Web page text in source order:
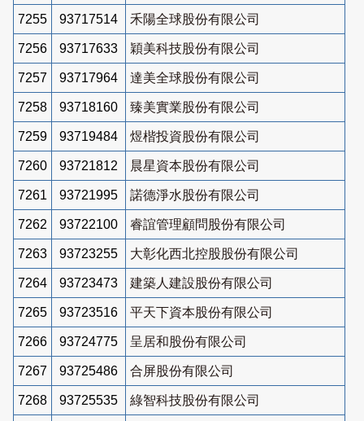
7255 93717514 禾陽全球股份有限公司
7256 93717633 穎美科技股份有限公司
7257 93717964 達美全球股份有限公司
7258 93718160 臻美實業股份有限公司
7259 93719484 煜楷投資股份有限公司
7260 93721812 晨星資本股份有限公司
7261 93721995 諾德淨水股份有限公司
7262 93722100 睿誼管理顧問股份有限公司
7263 93723255 大彰化西北控股股份有限公司
7264 93723473 建築人建設股份有限公司
7265 93723516 平天下資本股份有限公司
7266 93724775 呈居和股份有限公司
7267 93725486 合屏股份有限公司
7268 93725535 綠智科技股份有限公司